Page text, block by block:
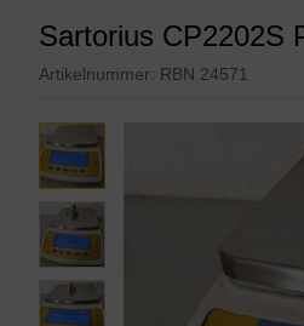
Sartorius CP2202S
Artikelnummer: RBN 24571